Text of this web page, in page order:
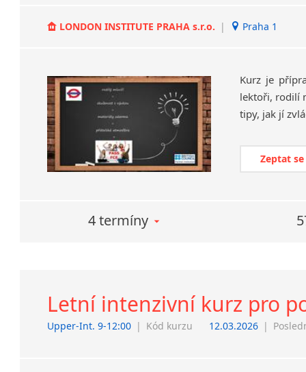
LONDON INSTITUTE PRAHA s.r.o. | Praha 1
Kurz je
lektoři, rodilí
Zeptat
4 termíny
Letní intenzivní kurz pro
Upper-Int. 9-12:00 | Kód kurzu 12.03.2026 |